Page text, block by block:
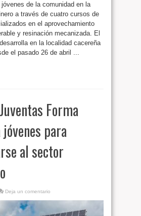
de la comunidad en la
a través de cuatro cursos de
en el aprovechamiento
y resinación mecanizada. El
en la localidad cacereña
el pasado 26 de abril ...
Forma
para
al sector
Deja un comentario